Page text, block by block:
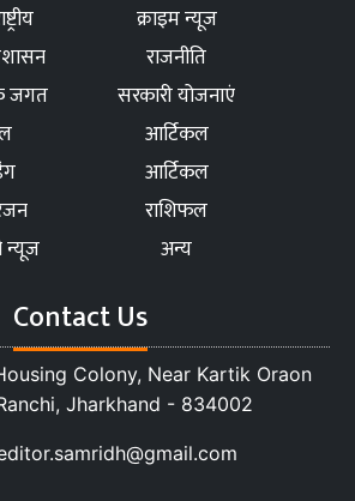
क्राइम न्यूज
राजनीति
जगत
सरकारी योजनाएं
आर्टिकल
आर्टिकल
राशिफल
न्यूज
अन्य
Contact Us
Colony, Near Kartik Oraon
Jharkhand - 834002